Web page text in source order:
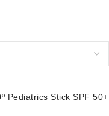
Pediatrics Stick SPF 50+